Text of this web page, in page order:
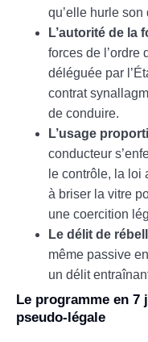
qu’elle hurle son
L’autorité de la
forces de l’ordre
déléguée par
contrat
de conduire.
L’usage
conducteur
le contrôle, la loi
à briser la vitre
une coercition
Le délit de
même passive
un délit
Le programme en
pseudo-légale